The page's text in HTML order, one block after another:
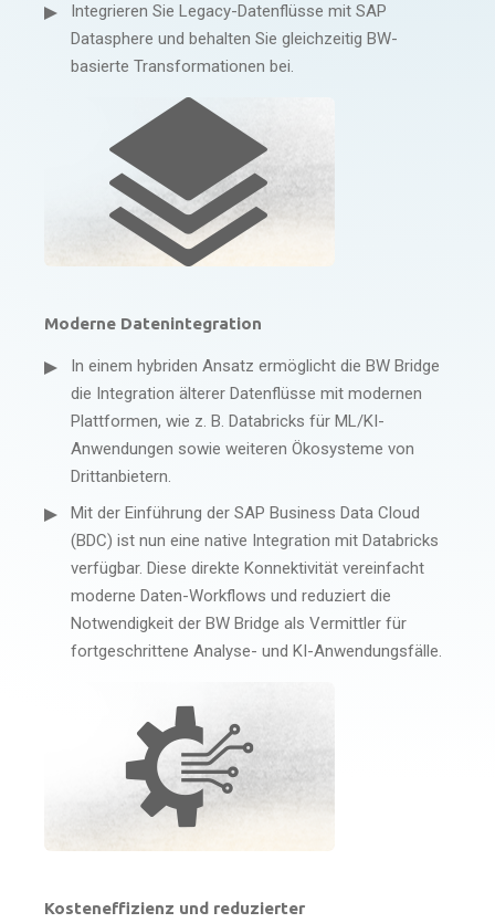
Integrieren Sie Legacy-Datenflüsse mit SAP
Datasphere und behalten Sie gleichzeitig BW-
basierte Transformationen bei.
Moderne Datenintegration
In einem hybriden Ansatz ermöglicht die BW Bridge
die Integration älterer Datenflüsse mit modernen
Plattformen, wie z. B. Databricks für ML/KI-
Anwendungen sowie weiteren Ökosysteme von
Drittanbietern.
Mit der Einführung der SAP Business Data Cloud
(BDC) ist nun eine native Integration mit Databricks
verfügbar. Diese direkte Konnektivität vereinfacht
moderne Daten-Workflows und reduziert die
Notwendigkeit der BW Bridge als Vermittler für
fortgeschrittene Analyse- und KI-Anwendungsfälle.
Kosteneffizienz und reduzierter